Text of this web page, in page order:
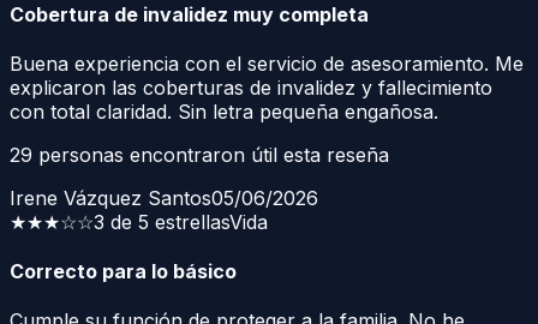
Cobertura de invalidez muy completa
Buena experiencia con el servicio de asesoramiento. Me
explicaron las coberturas de invalidez y fallecimiento
con total claridad. Sin letra pequeña engañosa.
29 personas encontraron útil esta reseña
Irene Vázquez Santos05/06/2026
★★★☆☆3 de 5 estrellasVida
Correcto para lo básico